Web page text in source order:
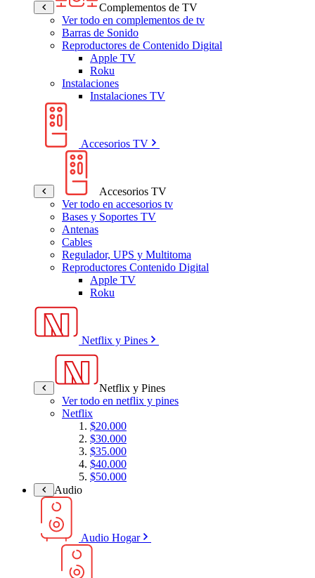
Complementos de TV
Ver todo en complementos de tv
Barras de Sonido
Reproductores de Contenido Digital
Apple TV
Roku
Instalaciones
Instalaciones TV
Accesorios TV
Accesorios TV
Ver todo en accesorios tv
Bases y Soportes TV
Antenas
Cables
Regulador, UPS y Multitoma
Reproductores Contenido Digital
Apple TV
Roku
Netflix y Pines
Netflix y Pines
Ver todo en netflix y pines
Netflix
$20.000
$30.000
$35.000
$40.000
$50.000
Audio
Audio Hogar